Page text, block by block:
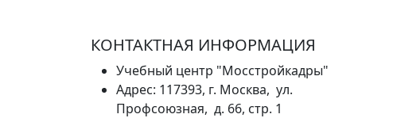
КОНТАКТНАЯ ИНФОРМАЦИЯ
Учебный центр "Мосстройкадры"
Адрес: 117393, г. Москва, ул.
Профсоюзная, д. 66, стр. 1